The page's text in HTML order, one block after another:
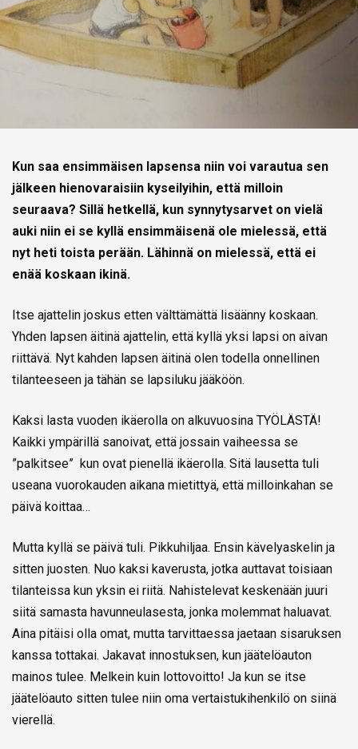
Kun saa ensimmäisen lapsensa niin voi varautua sen
jälkeen hienovaraisiin kyseilyihin, että milloin
seuraava? Sillä hetkellä, kun synnytysarvet on vielä
auki niin ei se kyllä ensimmäisenä ole mielessä, että
nyt heti toista perään. Lähinnä on mielessä, että ei
enää koskaan ikinä.
Itse ajattelin joskus etten välttämättä lisäänny koskaan.
Yhden lapsen äitinä ajattelin, että kyllä yksi lapsi on aivan
riittävä. Nyt kahden lapsen äitinä olen todella onnellinen
tilanteeseen ja tähän se lapsiluku jääköön.
Kaksi lasta vuoden ikäerolla on alkuvuosina TYÖLÄSTÄ!
Kaikki ympärillä sanoivat, että jossain vaiheessa se
”palkitsee” kun ovat pienellä ikäerolla. Sitä lausetta tuli
useana vuorokauden aikana mietittyä, että milloinkahan se
päivä koittaa…
Mutta kyllä se päivä tuli. Pikkuhiljaa. Ensin kävelyaskelin ja
sitten juosten. Nuo kaksi kaverusta, jotka auttavat toisiaan
tilanteissa kun yksin ei riitä. Nahistelevat keskenään juuri
siitä samasta havunneulasesta, jonka molemmat haluavat.
Aina pitäisi olla omat, mutta tarvittaessa jaetaan sisaruksen
kanssa tottakai. Jakavat innostuksen, kun jäätelöauton
mainos tulee. Melkein kuin lottovoitto! Ja kun se itse
jäätelöauto sitten tulee niin oma vertaistukihenkilö on siinä
vierellä.